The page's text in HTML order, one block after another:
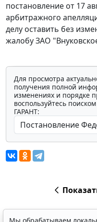
постановление от 17
арбитражного
делу оставить без
жалобу ЗАО
Для просмотра
получения полной
изменениях и порядке
воспользуйтесь
ГАРАНТ: